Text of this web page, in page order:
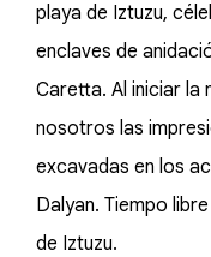
playa de Iztuzu,
enclaves de
Caretta. Al iniciar la
nosotros las
excavadas en los
Dalyan. Tiempo
de Iztuzu.